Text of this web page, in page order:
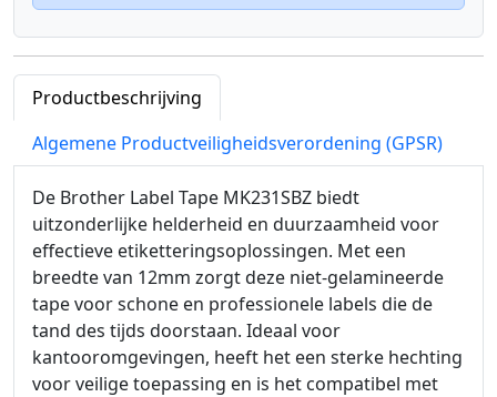
Productbeschrijving
Algemene Productveiligheidsverordening (GPSR)
De Brother Label Tape MK231SBZ biedt
uitzonderlijke helderheid en duurzaamheid voor
effectieve etiketteringsoplossingen. Met een
breedte van 12mm zorgt deze niet-gelamineerde
tape voor schone en professionele labels die de
tand des tijds doorstaan. Ideaal voor
kantooromgevingen, heeft het een sterke hechting
voor veilige toepassing en is het compatibel met